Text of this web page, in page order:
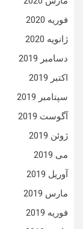
فوریه 2020
ژانویه 2020
دسامبر 2019
اکتبر 2019
سپتامبر 2019
آگوست 2019
ژوئن 2019
می 2019
آوریل 2019
مارس 2019
فوریه 2019